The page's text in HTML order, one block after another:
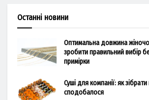
Останні новини
Оптимальна довжина
зробити правильний вибір
примірки
Суші для компанії: як
сподобалося